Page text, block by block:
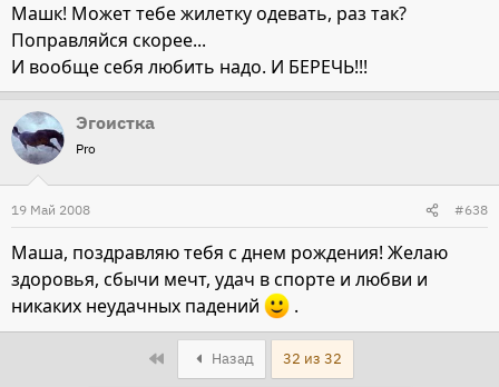
Машк! Может тебе жилетку одевать, раз так?
Поправляйся скорее...
И вообще себя любить надо. И БЕРЕЧЬ!!!
Эгоистка
Pro
19 Май 2008 #638
Маша, поздравляю тебя с днем рождения! Желаю
здоровья, сбычи мечт, удач в спорте и любви и
никаких неудачных падений
.
Назад 32 из 32